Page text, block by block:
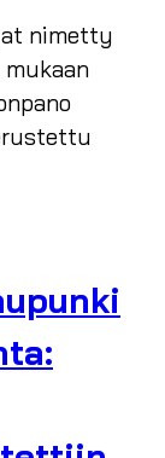
nimetty